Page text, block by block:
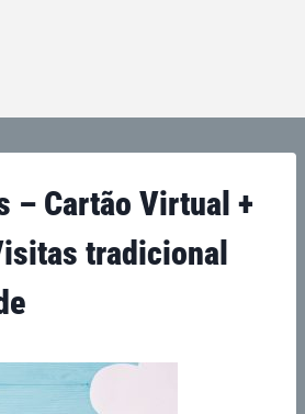
– Cartão Virtual +
tradicional